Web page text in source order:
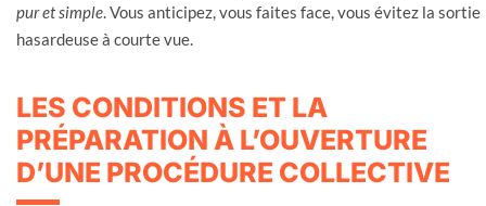
pur et simple. Vous anticipez, vous faites face, vous évitez la sortie
hasardeuse à courte vue.
LES CONDITIONS ET LA
PRÉPARATION À L’OUVERTURE
D’UNE PROCÉDURE COLLECTIVE